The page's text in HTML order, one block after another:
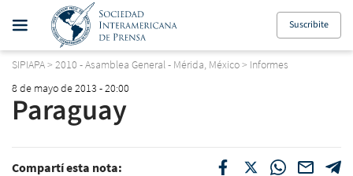
Suscribite
SIPIAPA> 2010 - Asamblea General - Mérida, México> Informes
8 de mayo de 2013 - 20:00
Paraguay
Compartí esta nota: